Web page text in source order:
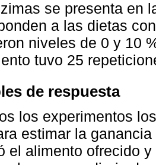
se presenta en
a las dietas
niveles de 0 y 10
tuvo 25
de respuesta
los experimentos
estimar la
el alimento ofrecido